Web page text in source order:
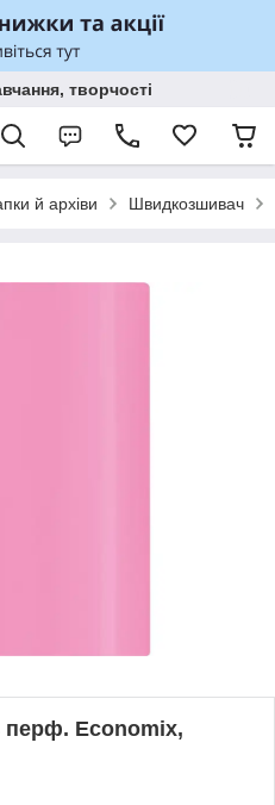
творчості
й архіви Швидкозшивач
Economix,